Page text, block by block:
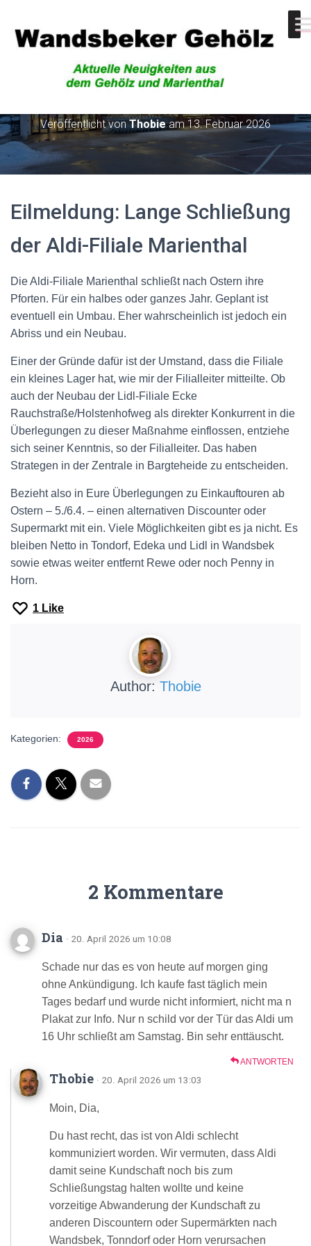
Veröffentlicht vonThobieam13. Februar 2026
Eilmeldung: Lange Schließung
der Aldi-Filiale Marienthal
Die Aldi-Filiale Marienthal schließt nach Ostern ihre
Pforten. Für ein halbes oder ganzes Jahr. Geplant ist
eventuell ein Umbau. Eher wahrscheinlich ist jedoch ein
Abriss und ein Neubau.
Einer der Gründe dafür ist der Umstand, dass die Filiale
ein kleines Lager hat, wie mir der Filialleiter mitteilte. Ob
auch der Neubau der Lidl-Filiale Ecke
Rauchstraße/Holstenhofweg als direkter Konkurrent in die
Überlegungen zu dieser Maßnahme einflossen, entziehe
sich seiner Kenntnis, so der Filialleiter. Das haben
Strategen in der Zentrale in Bargteheide zu entscheiden.
Bezieht also in Eure Überlegungen zu Einkauftouren ab
Ostern – 5./6.4. – einen alternativen Discounter oder
Supermarkt mit ein. Viele Möglichkeiten gibt es ja nicht. Es
bleiben Netto in Tondorf, Edeka und Lidl in Wandsbek
sowie etwas weiter entfernt Rewe oder noch Penny in
Horn.
1 Like
Author: Thobie
Kategorien: 2026
2 Kommentare
Dia · 20. April 2026 um 10:08
Schade nur das es von heute auf morgen ging
ohne Ankündigung. Ich kaufe fast täglich mein
Tages bedarf und wurde nicht informiert, nicht ma n
Plakat zur Info. Nur n schild vor der Tür das Aldi um
16 Uhr schließt am Samstag. Bin sehr enttäuscht.
ANTWORTEN
Thobie · 20. April 2026 um 13:03
Moin, Dia,
Du hast recht, das ist von Aldi schlecht
kommuniziert worden. Wir vermuten, dass Aldi
damit seine Kundschaft noch bis zum
Schließungstag halten wollte und keine
vorzeitige Abwanderung der Kundschaft zu
anderen Discountern oder Supermärkten nach
Wandsbek, Tonndorf oder Horn verursachen